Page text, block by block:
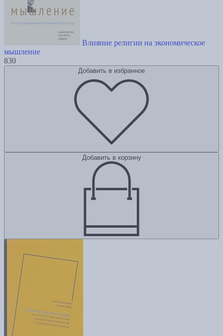
Влияние религии на экономическое
мышление
830
Добавить в избранное
Добавить в корзину